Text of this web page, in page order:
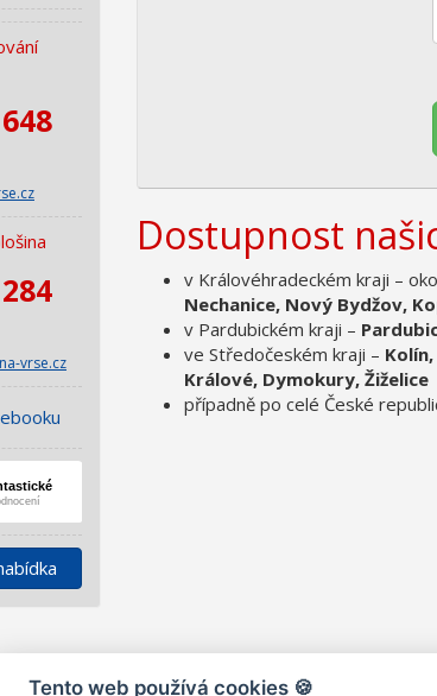
vrse.cz
Dostupnost
v Královéhradeckém kraji –
Nechanice,Nový Bydžov,
v Pardubickém kraji –
ve Středočeském kraji –
Králové, Dymokury, Žiželice
případně po celé České
Tento web používá cookies 🍪